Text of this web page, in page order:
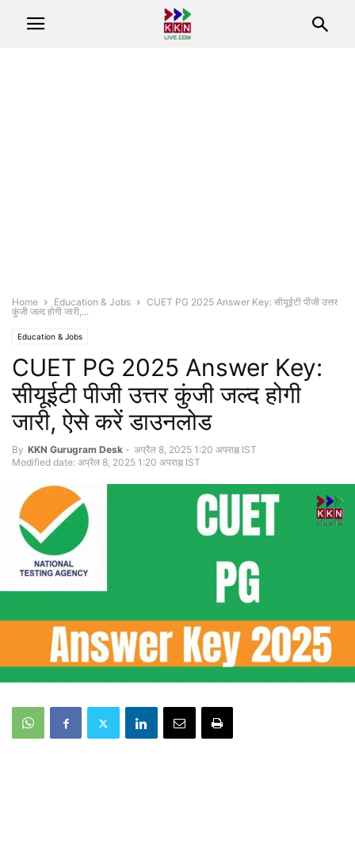
Home Education & Jobs
CUET PG 2025 Answer Key: सीयूईटी पीजी उत्तर
कुंजी जल्द होगी जारी,...
Education & Jobs
CUET PG 2025 Answer Key:
सीयूईटी पीजी उत्तर कुंजी जल्द होगी
जारी, ऐसे करें डाउनलोड
By KKN Gurugram Desk - अप्रैल 8, 2025 1:20 अपराह्न IST
Modified date: अप्रैल 8, 2025 1:20 अपराह्न IST